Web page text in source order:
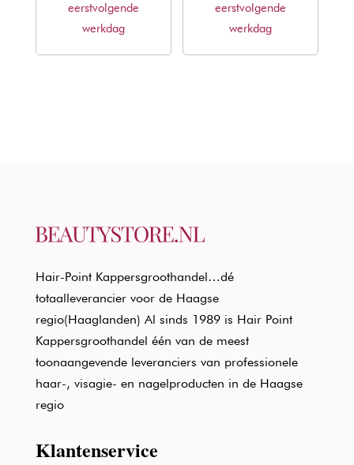
€19,49.€15,00.
eerstvolgende
werkdag
€21,30.€11,77.
eerstvolgende
werkdag
Hair-Point Kappersgroothandel…dé
totaalleverancier voor de Haagse
regio(Haaglanden) Al sinds 1989 is Hair Point
Kappersgroothandel één van de meest
toonaangevende leveranciers van professionele
haar-, visagie- en nagelproducten in de Haagse
regio
Klantenservice